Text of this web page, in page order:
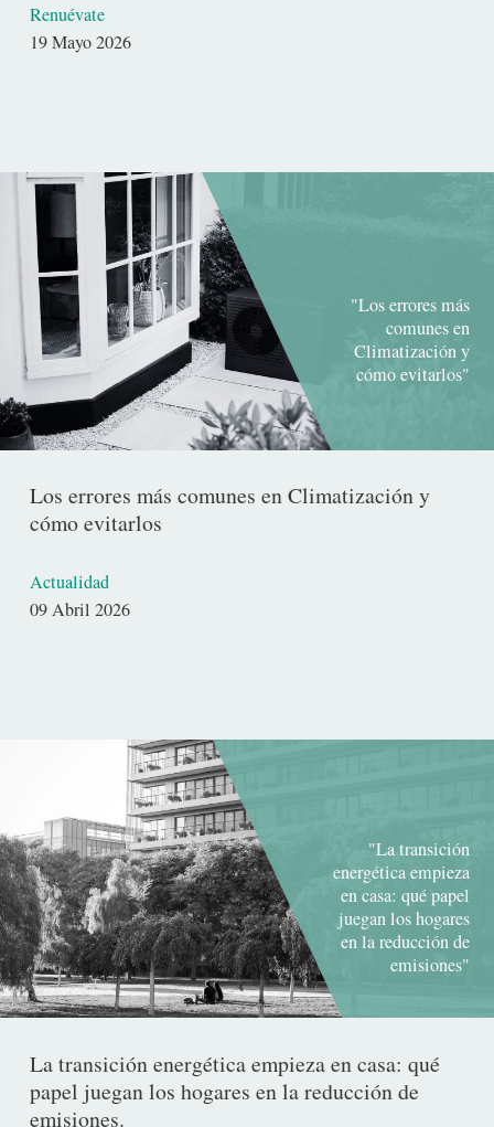
Renuévate
Fecha19 Mayo 2026
"Los errores más
comunes en
Climatización y
cómo evitarlos"
Los errores más comunes en Climatización y
cómo evitarlos
Actualidad
Fecha09 Abril 2026
"La transición
energética empieza
en casa: qué papel
juegan los hogares
en la reducción de
emisiones"
La transición energética empieza en casa: qué
papel juegan los hogares en la reducción de
emisiones.